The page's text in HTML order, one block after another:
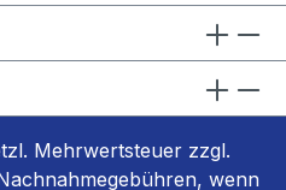
Mehrwertsteuer zzgl.
wenn